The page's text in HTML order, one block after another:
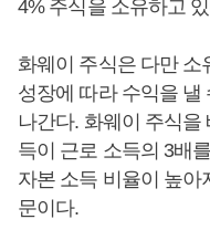
4% 주식을 소유하고
화웨이 주식은 다만 소
성장에 따라 수익을 낼
나간다. 화웨이 주식
득이 근로 소득의 3배
자본 소득 비율이 높아
문이다.